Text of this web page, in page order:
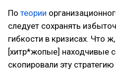
По теории
следует сохранять
гибкости в кризисах. Что
[хитр*жопые] находчивые
скопировали эту